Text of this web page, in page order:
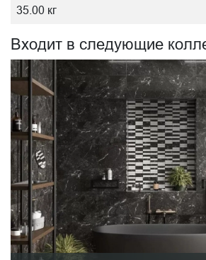
35.00 кг
Входит в следующие